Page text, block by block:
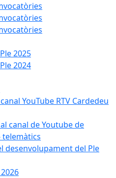
2025
2024
YouTube RTV Cardedeu
canal de Youtube de
telemàtics
desenvolupament del Ple